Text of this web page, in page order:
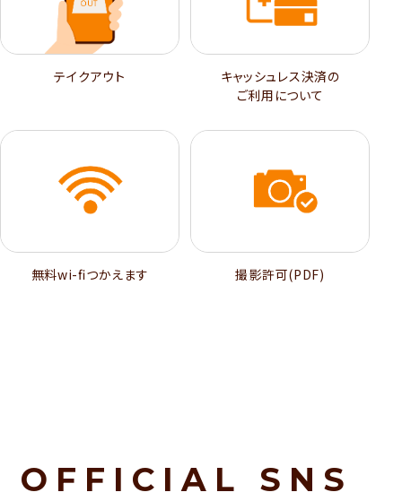
テイクアウト
キャッシュレス決済の
ご利用について
無料wi-ﬁつかえます 撮影許可(PDF)
OFFICIAL SNS